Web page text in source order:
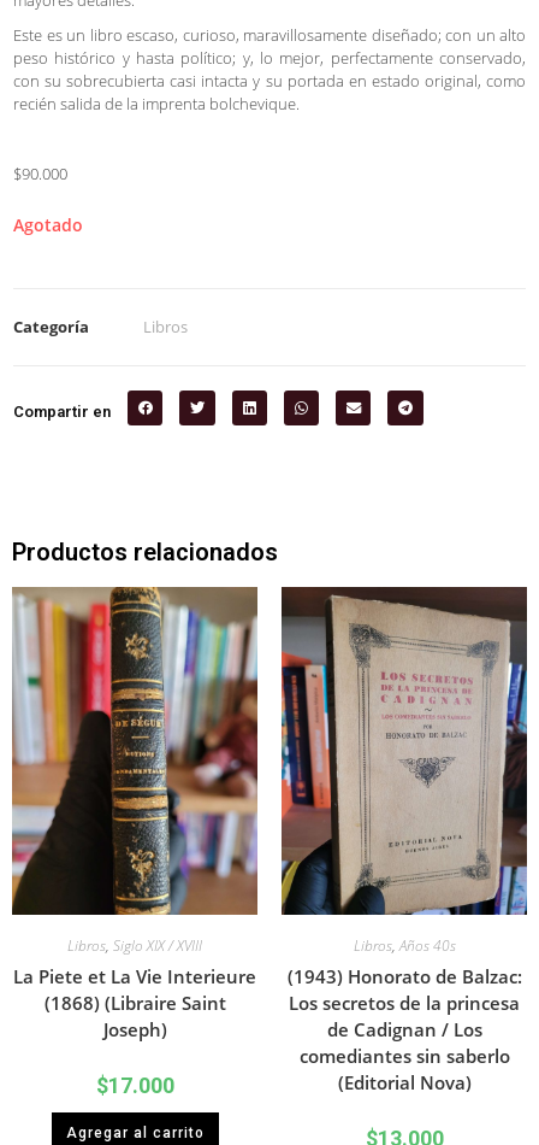
Este es un libro escaso, curioso, maravillosamente diseñado; con un alto
peso histórico y hasta político; y, lo mejor, perfectamente conservado,
con su sobrecubierta casi intacta y su portada en estado original, como
recién salida de la imprenta bolchevique.
$90.000
Agotado
Categoría Libros
Compartir en
Productos relacionados
Libros, Siglo XIX / XVIII
La Piete et La Vie Interieure
(1868) (Libraire Saint
Joseph)
$17.000
Agregar al carrito
Libros,Años 40s
(1943) Honorato de Balzac:
Los secretos de la princesa
de Cadignan / Los
comediantes sin saberlo
(Editorial Nova)
$13.000